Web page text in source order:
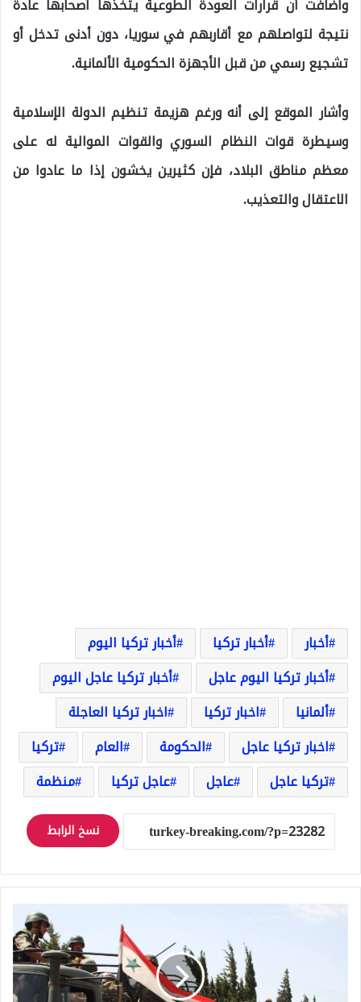
وأضافت أن قرارات العودة الطوعية يتخذها أصحابها عادة
نتيجة لتواصلهم مع أقاربهم في سوريا، دون أدنى تدخل أو
تشجيع رسمي من قبل الأجهزة الحكومية الألمانية.
وأشار الموقع إلى أنه ورغم هزيمة تنظيم الدولة الإسلامية
وسيطرة قوات النظام السوري والقوات الموالية له على
معظم مناطق البلاد، فإن كثيرين يخشون إذا ما عادوا من
الاعتقال والتعذيب.
أخبار أخبار تركيا
أخبار تركيا اليوم
أخبار تركيا اليوم عاجل
أخبار تركيا عاجل اليوم
ألمانيا
اخبار تركيا
اخبار تركيا العاجلة
اخبار تركيا عاجل
الحكومة العام
تركيا
تركيا عاجل
عاجل عاجل تركيا منظمة
نسخ الرابط